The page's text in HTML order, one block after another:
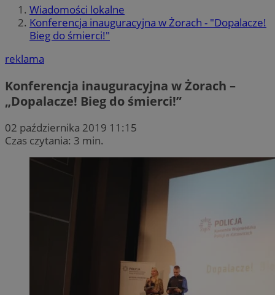
Wiadomości lokalne
Konferencja inauguracyjna w Żorach - "Dopalacze!
Bieg do śmierci!"
reklama
Konferencja inauguracyjna w Żorach –
„Dopalacze! Bieg do śmierci!”
02 października 2019 11:15
Czas czytania: 3 min.